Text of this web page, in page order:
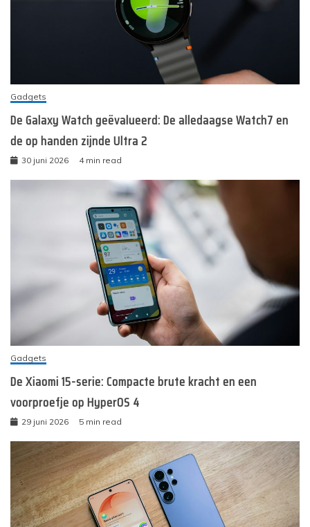
Gadgets
De Galaxy Watch geëvalueerd: De alledaagse Watch7 en
de op handen zijnde Ultra 2
30 juni 2026 4 min read
Gadgets
De Xiaomi 15-serie: Compacte brute kracht en een
voorproefje op HyperOS 4
29 juni 2026 5 min read